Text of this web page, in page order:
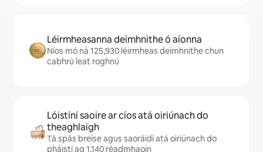
Léirmheasanna deimhnithe ó aíonna
Níos mó ná 125,930 léirmheas deimhnithe chun
cabhrú leat roghnú
Lóistíní saoire ar cíos atá oiriúnach do
theaghlaigh
Tá spás breise agus saoráidí atá oiriúnach do
pháistí ag 1,140 réadmhaoin